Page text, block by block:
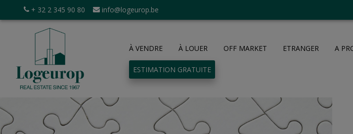
+ 32 2 345 90 80 info@logeurop.be
À VENDRE À LOUER OFF MARKET ETRANGER A
ESTIMATION GRATUITE